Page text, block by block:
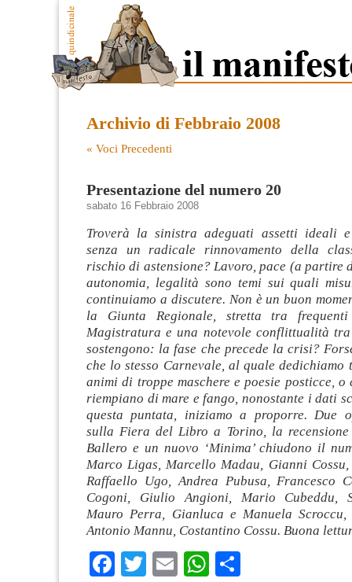
Archivio di Febbraio 2008
« Voci Precedenti
Presentazione del numero 20
sabato 16 Febbraio 2008
Troverà la sinistra adeguati assetti ideali
senza un radicale rinnovamento della
rischio di astensione? Lavoro, pace (a partire
autonomia, legalità sono temi sui quali
continuiamo a discutere. Non è un buon
la Giunta Regionale, stretta tra
Magistratura e una notevole conflittualità
sostengono: la fase che precede la crisi?
che lo stesso Carnevale, al quale
animi di troppe maschere e poesie posticce,
riempiano di mare e fango, nonostante i dati
questa puntata, iniziamo a proporre. Due
sulla Fiera del Libro a Torino, la
Ballero e un nuovo ‘Minima’ chiudono il
Marco Ligas, Marcello Madau, Gianni
Raffaello Ugo, Andrea Pubusa, Francesco
Cogoni, Giulio Angioni, Mario Cubeddu,
Mauro Perra, Gianluca e Manuela
Antonio Mannu, Costantino Cossu. Buona
Facebook
TwitterEmailWhatsApp